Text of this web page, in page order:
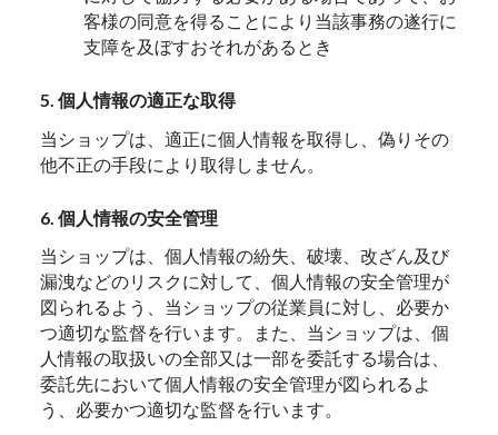
客様の同意を得ることにより当該事務の遂行に
支障を及ぼすおそれがあるとき
5. 個人情報の適正な取得
当ショップは、適正に個人情報を取得し、偽りその
他不正の手段により取得しません。
6. 個人情報の安全管理
当ショップは、個人情報の紛失、破壊、改ざん及び
漏洩などのリスクに対して、個人情報の安全管理が
図られるよう、当ショップの従業員に対し、必要か
つ適切な監督を行います。また、当ショップは、個
人情報の取扱いの全部又は一部を委託する場合は、
委託先において個人情報の安全管理が図られるよ
う、必要かつ適切な監督を行います。